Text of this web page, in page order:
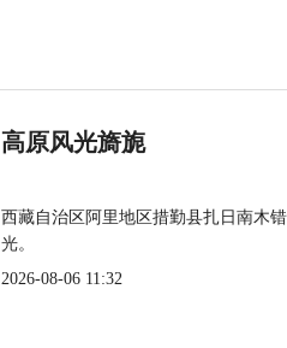
高原风光旖旎
西藏自治区阿里地区措勤县扎日南木
光。
2026-08-06 11:32